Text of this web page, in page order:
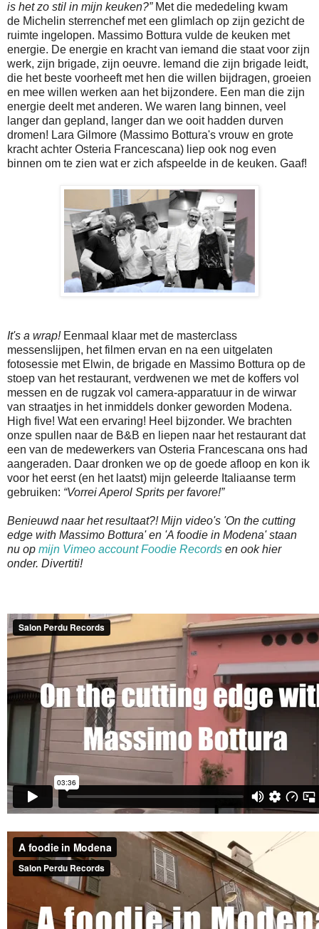
is het zo stil in mijn keuken?”Met die mededeling kwam
de Michelin sterrenchef met een glimlach op zijn gezicht de
ruimte ingelopen. Massimo Bottura vulde de keuken met
energie. De energie en kracht van iemand die staat voor zijn
werk, zijn brigade, zijn oeuvre. Iemand die zijn brigade leidt,
die het beste voorheeft met hen die willen bijdragen, groeien
en mee willen werken aan het bijzondere. Een man die zijn
energie deelt met anderen. We waren lang binnen, veel
langer dan gepland, langer dan we ooit hadden durven
dromen! Lara Gilmore (Massimo Bottura's vrouw en grote
kracht achter Osteria Francescana) liep ook nog even
binnen om te zien wat er zich afspeelde in de keuken. Gaaf!
It's a wrap!Eenmaal klaar met de masterclass
messenslijpen, het filmen ervan en na een uitgelaten
fotosessie met Elwin, de brigade en Massimo Bottura op de
stoep van het restaurant, verdwenen we met de koffers vol
messen en de rugzak vol camera-apparatuur in de wirwar
van straatjes in het inmiddels donker geworden Modena.
High five! Wat een ervaring! Heel bijzonder. We brachten
onze spullen naar de B&B en liepen naar het restaurant dat
een van de medewerkers van Osteria Francescana ons had
aangeraden. Daar dronken we op de goede afloop en kon ik
voor het eerst (en het laatst) mijn geleerde Italiaanse term
gebruiken: “Vorrei Aperol Sprits per favore!”
Benieuwd naar het resultaat?! Mijn video's 'On the cutting
edge with Massimo Bottura' en 'A foodie in Modena' staan
nu op mijn Vimeo account Foodie Records en ook hier
onder. Divertiti!